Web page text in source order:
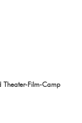
Theater-Film-Camp